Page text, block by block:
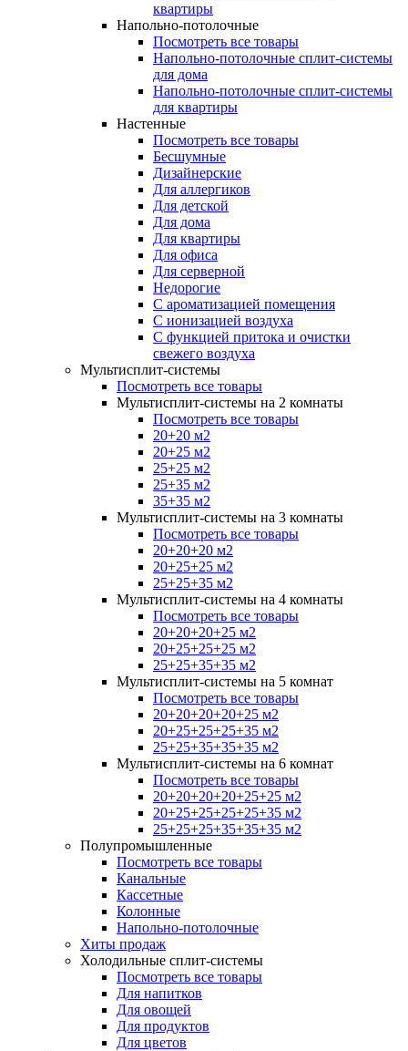
квартиры
Напольно-потолочные
Посмотреть все товары
Напольно-потолочные сплит-системы
для дома
Напольно-потолочные сплит-системы
для квартиры
Настенные
Посмотреть все товары
Бесшумные
Дизайнерские
Для аллергиков
Для детской
Для дома
Для квартиры
Для офиса
Для серверной
Недорогие
С ароматизацией помещения
С ионизацией воздуха
С функцией притока и очистки
свежего воздуха
Мультисплит-системы
Посмотреть все товары
Мультисплит-системы на 2 комнаты
Посмотреть все товары
20+20 м2
20+25 м2
25+25 м2
25+35 м2
35+35 м2
Мультисплит-системы на 3 комнаты
Посмотреть все товары
20+20+20 м2
20+25+25 м2
25+25+35 м2
Мультисплит-системы на 4 комнаты
Посмотреть все товары
20+20+20+25 м2
20+25+25+25 м2
25+25+35+35 м2
Мультисплит-системы на 5 комнат
Посмотреть все товары
20+20+20+20+25 м2
20+25+25+25+35 м2
25+25+35+35+35 м2
Мультисплит-системы на 6 комнат
Посмотреть все товары
20+20+20+20+25+25 м2
20+25+25+25+25+35 м2
25+25+25+35+35+35 м2
Полупромышленные
Посмотреть все товары
Канальные
Кассетные
Колонные
Напольно-потолочные
Хиты продаж
Холодильные сплит-системы
Посмотреть все товары
Для напитков
Для овощей
Для продуктов
Для цветов